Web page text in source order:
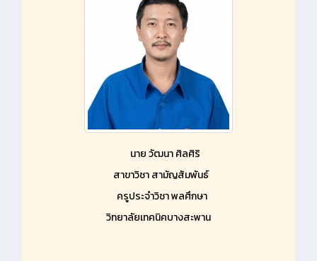
นาย วัฒนา ศิลศิริ
สาขาวิชา สามัญสัมพันธ์
ครูประจำวิชา พลศึกษา
วิทยาลัยเทคนิคบางสะพาน